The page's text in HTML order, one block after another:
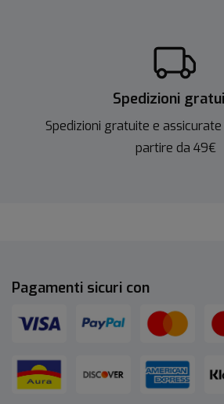
Spedizioni
Spedizioni gratuite e
partire da 49€
Pagamenti sicuri con